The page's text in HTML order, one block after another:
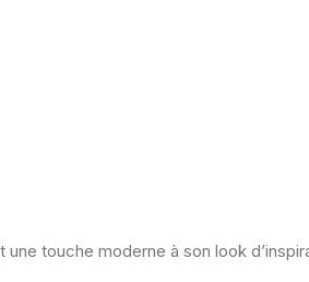
touche moderne à son look